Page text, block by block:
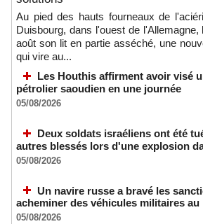
Au pied des hauts fourneaux de
Duisbourg, dans l'ouest de
août son lit en partie asséché, une
qui vire au...
Les Houthis affirment avoir visé
pétrolier saoudien en une journée
05/08/2026
Deux soldats israéliens ont été
autres blessés lors d'une explosion
05/08/2026
Un navire russe a bravé les
acheminer des véhicules militaires au
05/08/2026